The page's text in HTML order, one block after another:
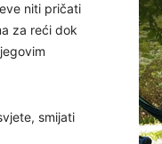
niti pričati
za reći dok
smijati